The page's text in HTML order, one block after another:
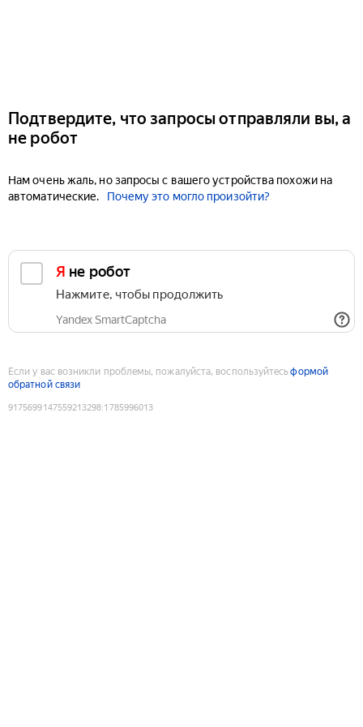
Подтвердите, что запросы отправляли вы, а
не робот
Нам очень жаль, но запросы с вашего устройства похожи на
автоматические.
Почему это могло произойти?
Я не робот
Нажмите, чтобы продолжить
Yandex SmartCaptcha
Если у вас возникли проблемы, пожалуйста, воспользуйтесьформой
обратной связи
9175699147559213298:1785996013